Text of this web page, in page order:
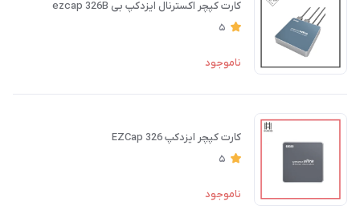
کارت کپچر اکسترنال ایزدکپ بی ezcap 326B
5
ناموجود
کارت کپچر ایزدکپ EZCap 326
5
ناموجود